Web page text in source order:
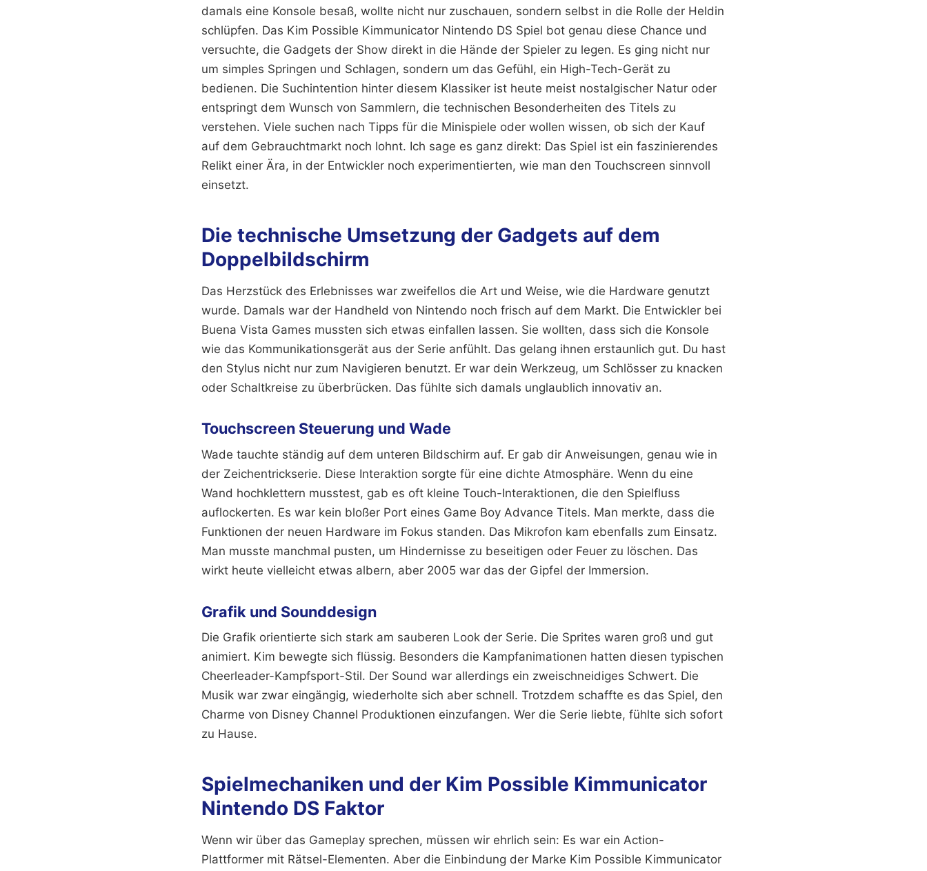
damals eine Konsole besaß, wollte nicht nur zuschauen, sondern selbst in die Rolle der Heldin
schlüpfen. Das Kim Possible Kimmunicator Nintendo DS Spiel bot genau diese Chance und
versuchte, die Gadgets der Show direkt in die Hände der Spieler zu legen. Es ging nicht nur
um simples Springen und Schlagen, sondern um das Gefühl, ein High-Tech-Gerät zu
bedienen. Die Suchintention hinter diesem Klassiker ist heute meist nostalgischer Natur oder
entspringt dem Wunsch von Sammlern, die technischen Besonderheiten des Titels zu
verstehen. Viele suchen nach Tipps für die Minispiele oder wollen wissen, ob sich der Kauf
auf dem Gebrauchtmarkt noch lohnt. Ich sage es ganz direkt: Das Spiel ist ein faszinierendes
Relikt einer Ära, in der Entwickler noch experimentierten, wie man den Touchscreen sinnvoll
einsetzt.
Die technische Umsetzung der Gadgets auf dem
Doppelbildschirm
Das Herzstück des Erlebnisses war zweifellos die Art und Weise, wie die Hardware genutzt
wurde. Damals war der Handheld von Nintendo noch frisch auf dem Markt. Die Entwickler bei
Buena Vista Games mussten sich etwas einfallen lassen. Sie wollten, dass sich die Konsole
wie das Kommunikationsgerät aus der Serie anfühlt. Das gelang ihnen erstaunlich gut. Du hast
den Stylus nicht nur zum Navigieren benutzt. Er war dein Werkzeug, um Schlösser zu knacken
oder Schaltkreise zu überbrücken. Das fühlte sich damals unglaublich innovativ an.
Touchscreen Steuerung und Wade
Wade tauchte ständig auf dem unteren Bildschirm auf. Er gab dir Anweisungen, genau wie in
der Zeichentrickserie. Diese Interaktion sorgte für eine dichte Atmosphäre. Wenn du eine
Wand hochklettern musstest, gab es oft kleine Touch-Interaktionen, die den Spielfluss
auflockerten. Es war kein bloßer Port eines Game Boy Advance Titels. Man merkte, dass die
Funktionen der neuen Hardware im Fokus standen. Das Mikrofon kam ebenfalls zum Einsatz.
Man musste manchmal pusten, um Hindernisse zu beseitigen oder Feuer zu löschen. Das
wirkt heute vielleicht etwas albern, aber 2005 war das der Gipfel der Immersion.
Grafik und Sounddesign
Die Grafik orientierte sich stark am sauberen Look der Serie. Die Sprites waren groß und gut
animiert. Kim bewegte sich flüssig. Besonders die Kampfanimationen hatten diesen typischen
Cheerleader-Kampfsport-Stil. Der Sound war allerdings ein zweischneidiges Schwert. Die
Musik war zwar eingängig, wiederholte sich aber schnell. Trotzdem schaffte es das Spiel, den
Charme von Disney Channel Produktionen einzufangen. Wer die Serie liebte, fühlte sich sofort
zu Hause.
Spielmechaniken und der Kim Possible Kimmunicator
Nintendo DS Faktor
Wenn wir über das Gameplay sprechen, müssen wir ehrlich sein: Es war ein Action-
Plattformer mit Rätsel-Elementen. Aber die Einbindung der Marke Kim Possible Kimmunicator